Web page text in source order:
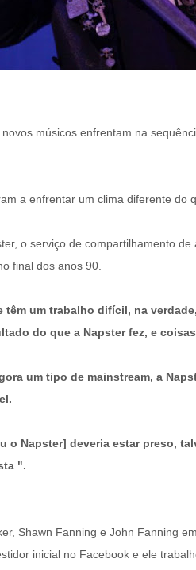
músicos enfrentam na
a enfrentar um clima diferente do
o serviço de compartilhamento
final dos anos 90.
têm um trabalho difícil, na
do que a Napster fez, e
um tipo de mainstream, a
o Napster] deveria estar preso,
".
Shawn Fanning e John Fanning
inicial no Facebook e ele